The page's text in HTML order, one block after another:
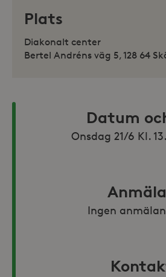
Plats
Diakonalt center
Bertel Andréns väg 5, 128 64
Datum
Onsdag 21/6 Kl.
Ingen